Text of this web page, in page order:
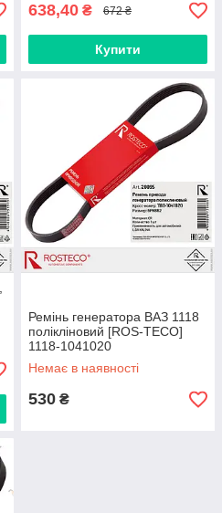
638,40 ₴ 672 ₴
Купити
Ремінь генератора ВАЗ 1118
полікліновий [ROS-TECO]
1118-1041020
Немає в наявності
530 ₴